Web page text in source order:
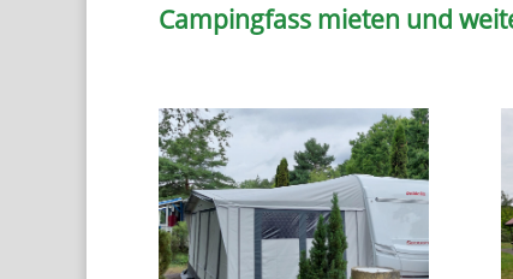
Campingfass mieten und